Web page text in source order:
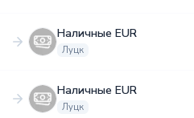
Наличные EUR
Луцк
Наличные EUR
Луцк